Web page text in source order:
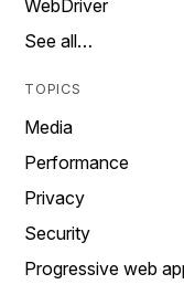
WebDriver
See all…
TOPICS
Media
Performance
Privacy
Security
Progressive web